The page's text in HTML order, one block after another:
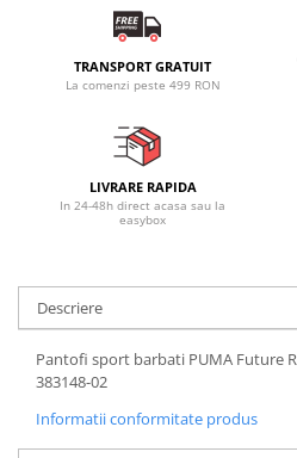
TRANSPORT GRATUIT
La comenzi peste 499 RON
LIVRARE RAPIDA
In 24-48h direct acasa sau la
easybox
Descriere
Pantofi sport barbati PUMA Future
383148-02
Informatii conformitate produs